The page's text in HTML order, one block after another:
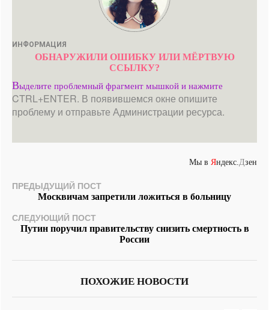
ИНФОРМАЦИЯ
ОБНАРУЖИЛИ ОШИБКУ ИЛИ МЁРТВУЮ
ССЫЛКУ?
Выделите проблемный фрагмент мышкой и нажмите
CTRL+ENTER. В появившемся окне опишите
проблему и отправьте Администрации ресурса.
Мы в Яндекс. Дзен
ПРЕДЫДУЩИЙ ПОСТ
Москвичам запретили ложиться в больницу
СЛЕДУЮЩИЙ ПОСТ
Путин поручил правительству снизить смертность в
России
ПОХОЖИЕ НОВОСТИ